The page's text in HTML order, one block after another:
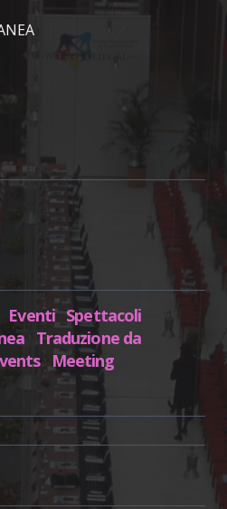
Eventi Spettacoli
Traduzione da
Meeting